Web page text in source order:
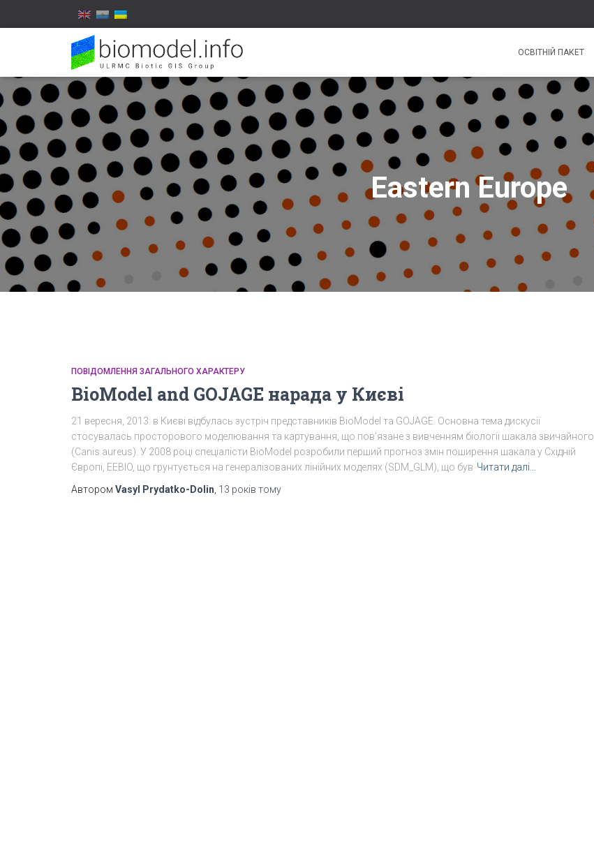
ОСВІТНІЙ ПАКЕТ
Eastern Europe
ПОВІДОМЛЕННЯ ЗАГАЛЬНОГО ХАРАКТЕРУ
BioModel and GOJAGE нарада у Києві
21 вересня, 2013: в Києві відбулась зустріч представників BioModel та GOJAGE. Основна тема дискусії
стосувалась просторового моделювання та картування, що пов’язане з вивченням біології шакала звичайного
(Canis aureus). У 2008 році спеціалісти BioModel розробили перший прогноз змін поширення шакала у Східній
Європі, EEBIO, що грунтується на генералізованих лінійних моделях (SDM_GLM), що був Читати далі…
Автором Vasyl Prydatko-Dolin 13 років тому